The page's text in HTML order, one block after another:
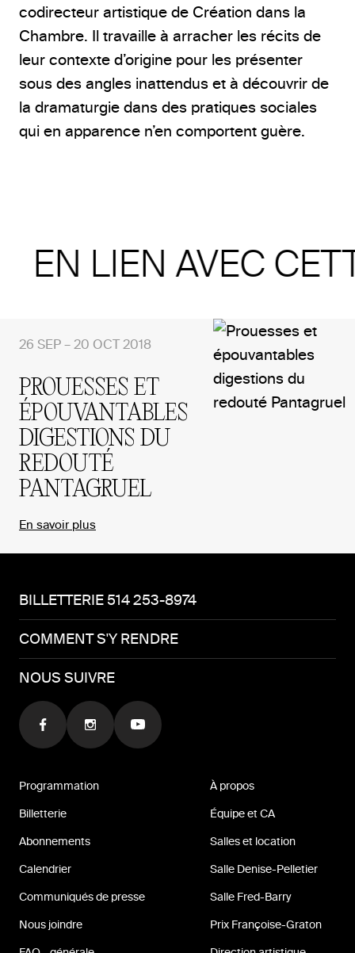
codirecteur artistique de Création dans la
Chambre. Il travaille à arracher les récits de
leur contexte d’origine pour les présenter
sous des angles inattendus et à découvrir de
la dramaturgie dans des pratiques sociales
qui en apparence n’en comportent guère.
EN LIEN AVEC
PROUESSES ET
ÉPOUVANTABLES
DIGESTIONS DU
REDOUTÉ
PANTAGRUEL
26 SEP – 20 OCT 2018
En savoir plus
BILLETTERIE 514 253-8974
COMMENT S'Y RENDRE
NOUS SUIVRE
Programmation
Billetterie
Abonnements
Calendrier
Communiqués de presse
Nous joindre
À propos
Équipe et CA
Salles et location
Salle Denise-Pelletier
Salle Fred-Barry
Prix Françoise-Graton